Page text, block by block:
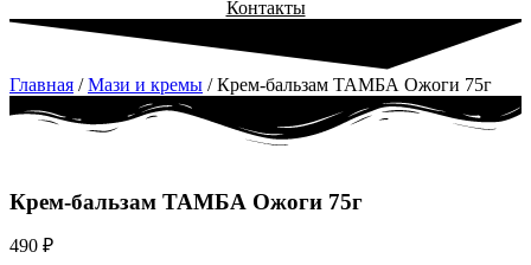
Контакты
Главная /Мази и кремы / Крем-бальзам ТАМБА Ожоги 75г
Крем-бальзам ТАМБА Ожоги 75г
490 ₽